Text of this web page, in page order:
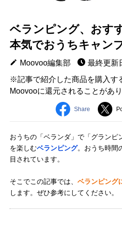
ベランピング、おす
本気でおうちキャン
Moovoo編集部
最終更新
※記事で紹介した商品を購入す
Moovooに還元されることがあり
Share
おうちの「ベランダ」で「グランピ
を楽しむベランピング。おうち時間
目されています。
そこでこの記事では、 ベランピング
します。ぜひ参考にしてください。